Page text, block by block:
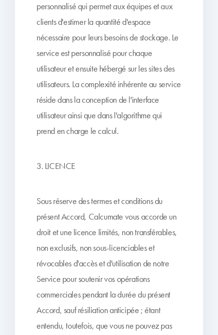
personnalisé qui permet aux équipes et aux
clients d'estimer la quantité d'espace
nécessaire pour leurs besoins de stockage. Le
service est personnalisé pour chaque
utilisateur et ensuite hébergé sur les sites des
utilisateurs. La complexité inhérente au service
réside dans la conception de l'interface
utilisateur ainsi que dans l'algorithme qui
prend en charge le calcul.
3. LICENCE
Sous réserve des termes et conditions du
présent Accord, Calcumate vous accorde un
droit et une licence limités, non transférables,
non exclusifs, non sous-licenciables et
révocables d'accès et d'utilisation de notre
Service pour soutenir vos opérations
commerciales pendant la durée du présent
Accord, sauf résiliation anticipée ; étant
entendu, toutefois, que vous ne pouvez pas